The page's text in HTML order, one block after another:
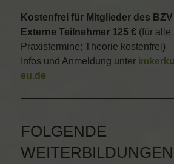
Kostenfrei für Mitglieder des
Externe Teilnehmer 125 € (für alle
Praxistermine; Theorie kostenfrei)
Infos und Anmeldung unter
eu.de
FOLGENDE